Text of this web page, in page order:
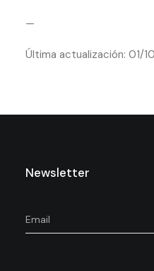
—
Última actualización: 01/
Newsletter